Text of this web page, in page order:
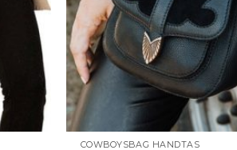
COWBOYSBAG HANDTAS